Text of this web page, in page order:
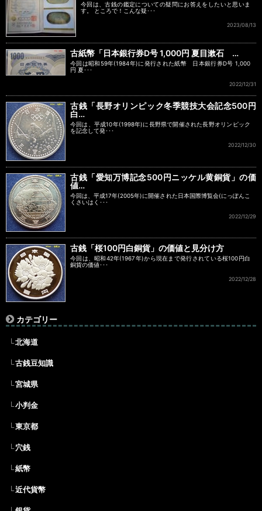
今回は、古銭の鑑定についての疑問にお答えをしたいと思いま
す。 ところで！こんな疑･･･
2023/08/13
古紙幣「日本銀行券D号 1,000円 夏目漱石 …
今回は昭和59年(1984年)に発行された紙幣 日本銀行券D号 1,000
円 夏･･･
2022/12/31
古銭「長野オリンピック冬季競技大会記念500円
白…
今回は、平成10年(1998年)に長野県で開催された長野オリンピック
を記念して発･･･
2022/12/30
古銭「愛知万博記念500円ニッケル黄銅貨」の価
値…
今回は、平成17年(2005年)に開催された日本国際博覧会(にっぽんこ
くさいはく･･･
2022/12/29
古銭「桜100円白銅貨」の価値と見分け方
今回は、昭和42年(1967年)から現在まで発行されている桜100円白
銅貨の価値･･･
2022/12/28
カテゴリー
北海道
古銭豆知識
宮城県
小判金
東京都
穴銭
紙幣
近代貨幣